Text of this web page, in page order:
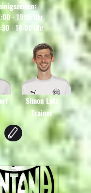
- 19:15 Uhr
- 18:00 Uhr
Simon Lotz
Trainer